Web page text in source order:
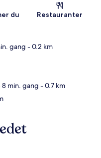
du
Restauranter
gang - 0.2 km
8 min. gang - 0.7 km